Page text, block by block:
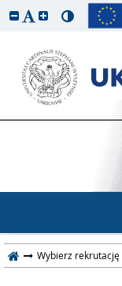
Wybierz rekrutację